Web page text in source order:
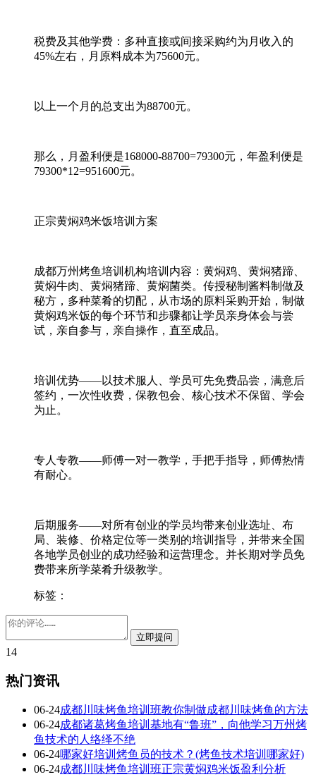
税费及其他学费：多种直接或间接采购约为月收入的
45%左右，月原料成本为75600元。
以上一个月的总支出为88700元。
那么，月盈利便是168000-88700=79300元，年盈利便是
79300*12=951600元。
正宗黄焖鸡米饭培训方案
成都万州烤鱼培训机构培训内容：黄焖鸡、黄焖猪蹄、
黄焖牛肉、黄焖猪蹄、黄焖菌类。传授秘制酱料制做及
秘方，多种菜肴的切配，从市场的原料采购开始，制做
黄焖鸡米饭的每个环节和步骤都让学员亲身体会与尝
试，亲自参与，亲自操作，直至成品。
培训优势——以技术服人、学员可先免费品尝，满意后
签约，一次性收费，保教包会、核心技术不保留、学会
为止。
专人专教——师傅一对一教学，手把手指导，师傅热情
有耐心。
后期服务——对所有创业的学员均带来创业选址、布
局、装修、价格定位等一类别的培训指导，并带来全国
各地学员创业的成功经验和运营理念。并长期对学员免
费带来所学菜肴升级教学。
标签：
14
热门资讯
06-24成都川味烤鱼培训班教你制做成都川味烤鱼的方法
06-24成都诸葛烤鱼培训基地有“鲁班”，向他学习万州烤
鱼技术的人络绎不绝
06-24哪家好培训烤鱼员的技术？(烤鱼技术培训哪家好)
06-24成都川味烤鱼培训班正宗黄焖鸡米饭盈利分析